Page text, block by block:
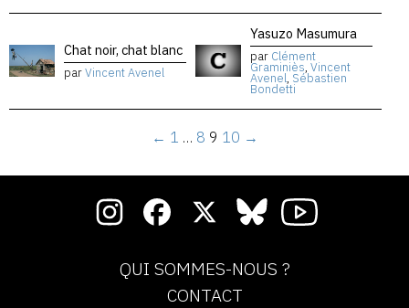
Chat noir, chat blanc
parVincent Avenel
Yasuzo Masumura
par Clément
Graminiès, Vincent
Avenel, Sébastien
Bondetti
← 1 … 8 9 10 →
QUI SOMMES-NOUS ?
CONTACT